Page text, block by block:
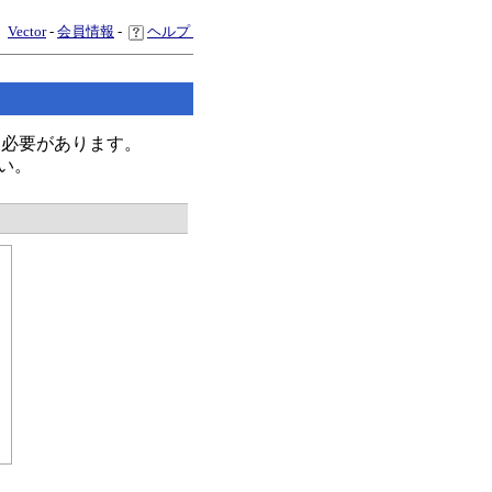
Vector- 会員情報 - ヘルプ
要があります。
。